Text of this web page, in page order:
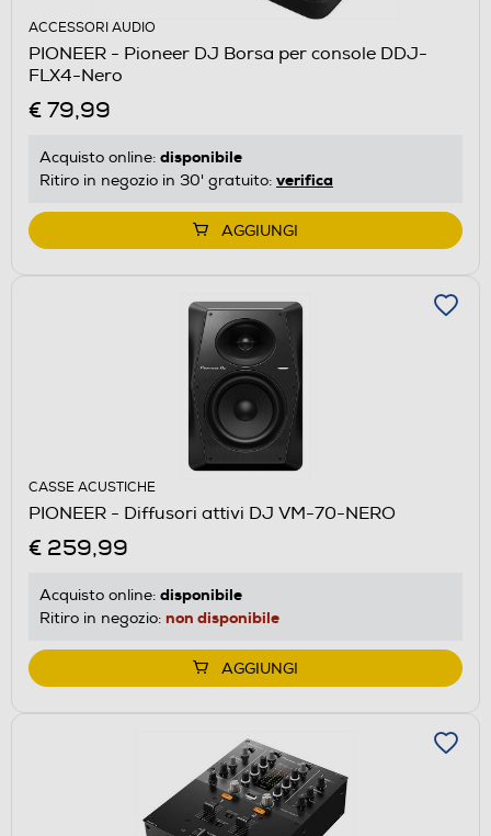
ACCESSORI AUDIO
PIONEER - Pioneer DJ Borsa per console DDJ-
FLX4-Nero
€ 79,99
Acquisto online: disponibile
Ritiro in negozio in 30' gratuito: verifica
AGGIUNGI
CASSE ACUSTICHE
PIONEER - Diffusori attivi DJ VM-70-NERO
€ 259,99
Acquisto online: disponibile
Ritiro in negozio: non disponibile
AGGIUNGI